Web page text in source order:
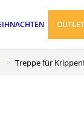
OUTLET
Treppe für